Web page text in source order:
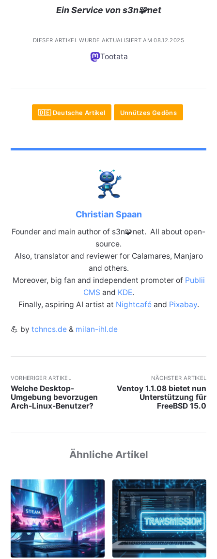
Ein Service von s3n🧩net
DIESER ARTIKEL WURDE AKTUALISIERT AM 08.12.2025
Tootata
🇩🇪 Deutsche Artikel Unnützes Gedöns
Christian Spaan
Founder and main author of s3n🧩net. All about open-
source.
Also, translator and reviewer for Calamares, Manjaro
and others.
Moreover, big fan and independent promoter of Publii
CMS and KDE.
Finally, aspiring AI artist at Nightcaféand Pixabay.
💪 by tchncs.de& milan-ihl.de
VORHERIGER ARTIKEL
Welche Desktop-
Umgebung bevorzugen
Arch-Linux-Benutzer?
NÄCHSTER ARTIKEL
Ventoy 1.1.08 bietet nun
Unterstützung für
FreeBSD 15.0
Ähnliche Artikel